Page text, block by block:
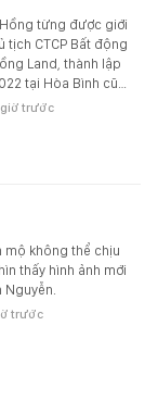
từng được giới
tịch CTCP Bất động
Land, thành lập
tại Hòa Bình cũ…
trước
mộ không thể chịu
thấy hình ảnh mới
Nguyễn.
trước